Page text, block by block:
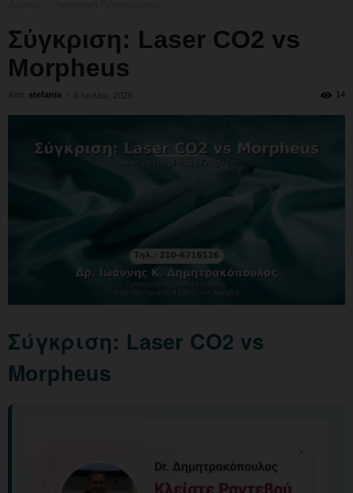
Σύγκριση: Laser CO2 vs
Morpheus
Από stefania - 6 Ιουλίου, 2026 14
Σύγκριση: Laser CO2 vs
Morpheus